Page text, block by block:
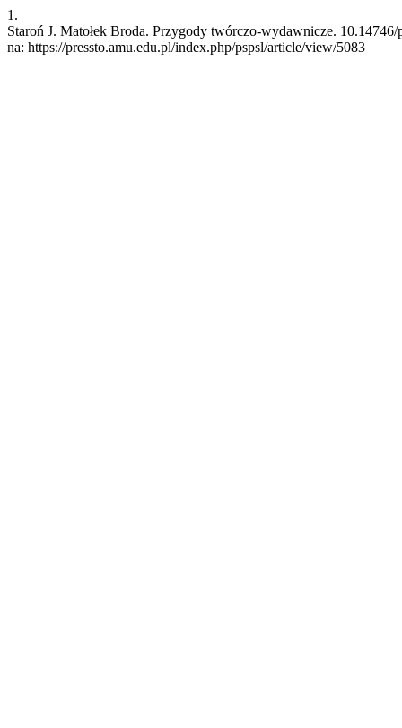
1.
Staroń J. Matołek Broda. Przygody twórczo-wydawnicze.
na: https://pressto.amu.edu.pl/index.php/pspsl/article/view/5083